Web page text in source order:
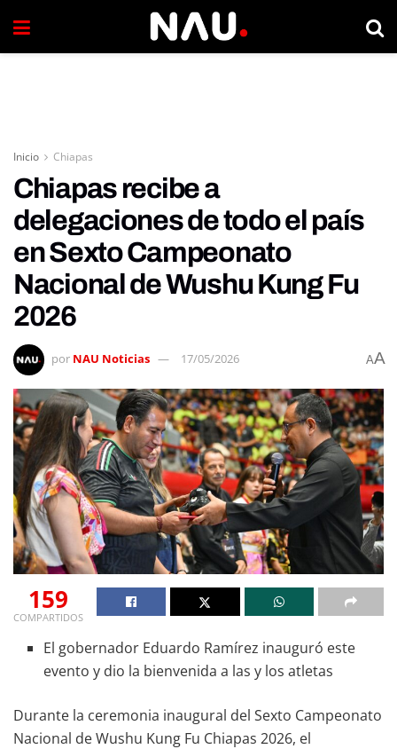
Inicio Chiapas
Chiapas recibe a
delegaciones de todo el país
en Sexto Campeonato
Nacional de Wushu Kung Fu
2026
por NAU Noticias 17/05/2026 AA
159
COMPARTIDOS
El gobernador Eduardo Ramírez inauguró este
evento y dio la bienvenida a las y los atletas
Durante la ceremonia inaugural del Sexto Campeonato
Nacional de Wushu Kung Fu Chiapas 2026, el